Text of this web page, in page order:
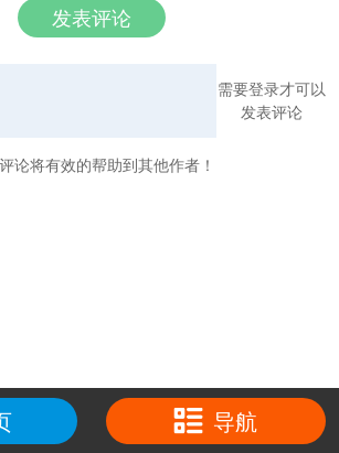
发表评论
需要登录才可以
发表评论
论将有效的帮助到其他作者！
导航